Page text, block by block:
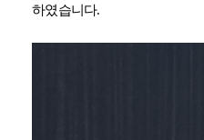
하였습니다.